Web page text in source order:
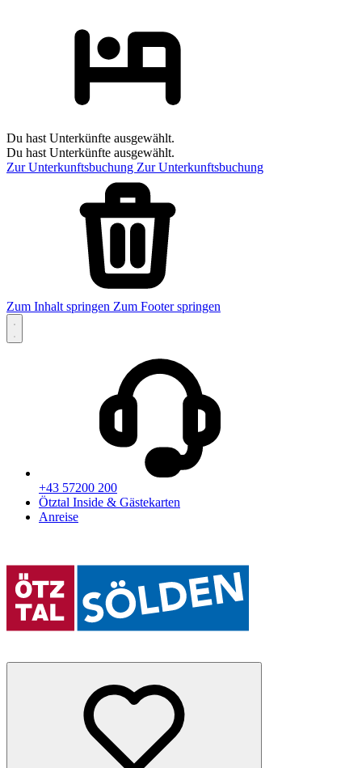
Du hast Unterkünfte ausgewählt.
Du hast Unterkünfte ausgewählt.
Zur Unterkunftsbuchung Zur Unterkunftsbuchung
Zum Inhalt springen Zum Footer springen
+43 57200 200
Ötztal Inside & Gästekarten
Anreise